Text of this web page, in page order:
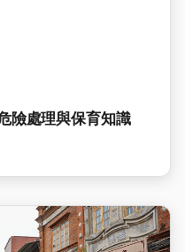
險處理與保育知識